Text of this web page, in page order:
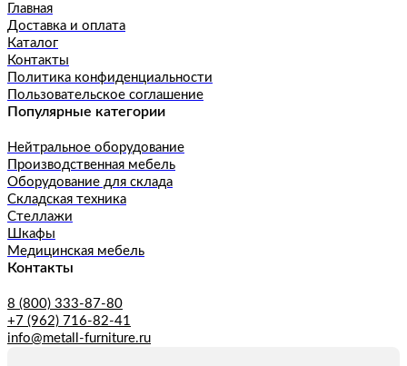
Главная
Доставка и оплата
Каталог
Контакты
Политика конфиденциальности
Пользовательское соглашение
Популярные категории
Нейтральное оборудование
Производственная мебель
Оборудование для склада
Складская техника
Стеллажи
Шкафы
Медицинская мебель
Контакты
8 (800) 333-87-80
+7 (962) 716-82-41
info@metall-furniture.ru